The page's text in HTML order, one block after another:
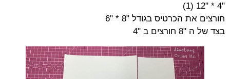
"4 * "12 (1)
חורצים את הכרטיס בגודל "8 * "6
בצד של ה "8 חורצים ב "4